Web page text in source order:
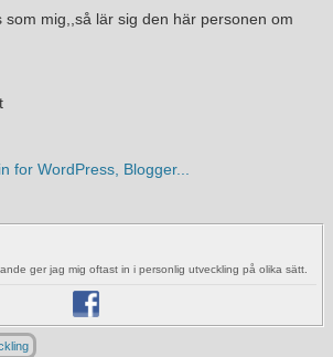
mig,,så lär sig den här personen om
ger jag mig oftast in i personlig utveckling på olika sätt.